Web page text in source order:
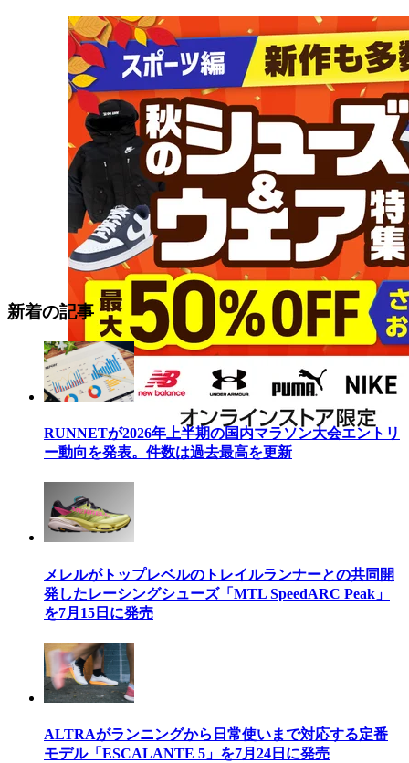
新着の記事
RUNNETが2026年上半期の国内マラソン大会エントリ
ー動向を発表。件数は過去最高を更新
メレルがトップレベルのトレイルランナーとの共同開
発したレーシングシューズ「MTL SpeedARC Peak」
を7月15日に発売
ALTRAがランニングから日常使いまで対応する定番
モデル「ESCALANTE 5」を7月24日に発売